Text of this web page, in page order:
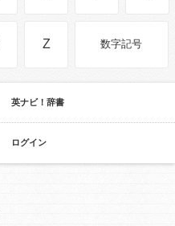
Z 数字記号
英ナビ！辞書
ログイン